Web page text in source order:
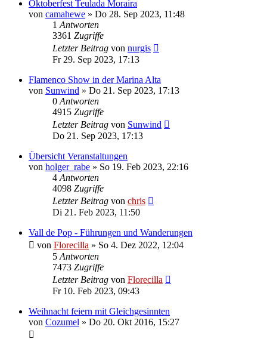
Oktoberfest Teulada Moraira
von camahewe » Do 28. Sep 2023, 11:48
1 Antworten
3361 Zugriffe
Letzter Beitrag von nurgis
Fr 29. Sep 2023, 17:13
Flamenco Show in der Marina Alta
von Sunwind » Do 21. Sep 2023, 17:13
0 Antworten
4915 Zugriffe
Letzter Beitrag von Sunwind
Do 21. Sep 2023, 17:13
Übersicht Veranstaltungen
von holger_rabe » So 19. Feb 2023, 22:16
4 Antworten
4098 Zugriffe
Letzter Beitrag von chris
Di 21. Feb 2023, 11:50
Vall de Pop - Führungen und Wanderungen
von Florecilla » So 4. Dez 2022, 12:04
5 Antworten
7473 Zugriffe
Letzter Beitrag von Florecilla
Fr 10. Feb 2023, 09:43
Weihnacht feiern mit Gleichgesinnten
von Cozumel » Do 20. Okt 2016, 15:27